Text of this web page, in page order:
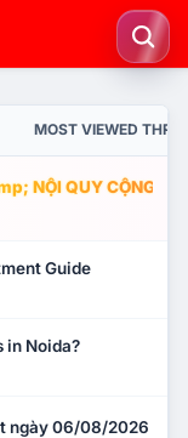
MOST VIEWED
NỘI QUY CỘNG
Guide
in Noida?
ngày 06/08/2026